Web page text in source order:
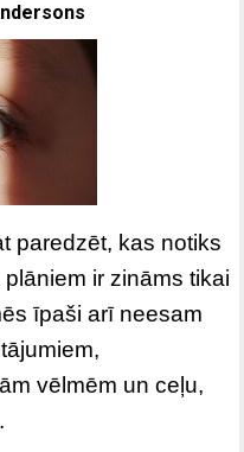
paredzēt, kas notiks
ir zināms tikai
īpaši arī neesam
vēlmēm un ceļu,